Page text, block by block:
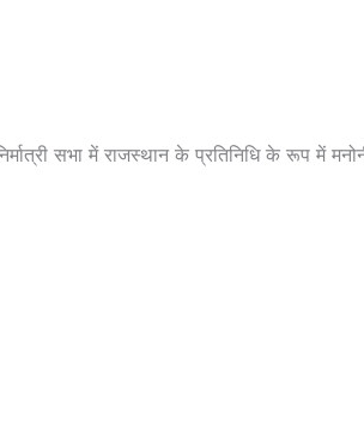
सभा में राजस्थान के प्रतिनिधि के रूप में